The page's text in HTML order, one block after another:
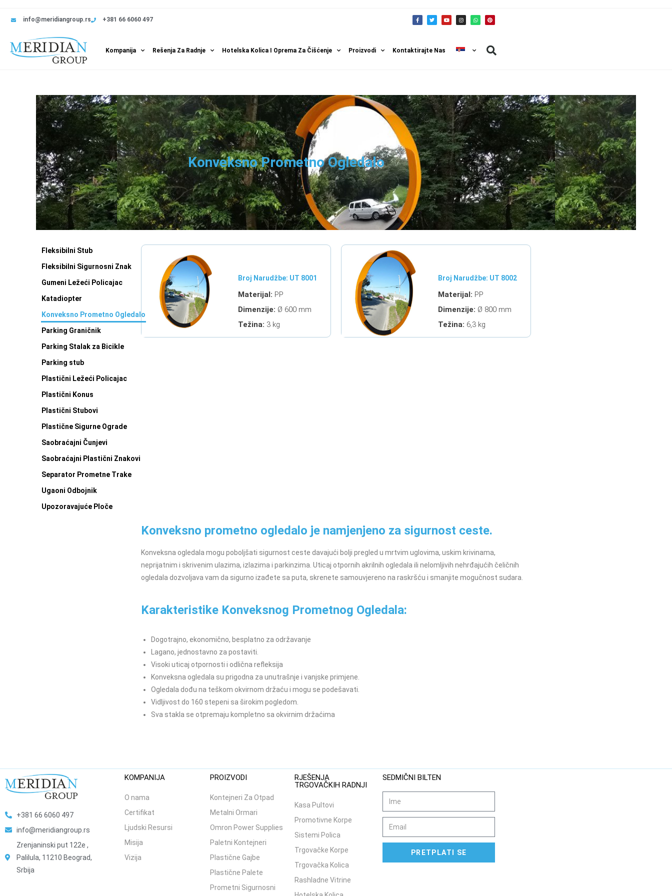
info@meridiangroup.rs +381 66 6060 497
Kompanija Rešenja Za Radnje Hotelska Kolica I Oprema Za Čišćenje Proizvodi Kontaktirajte Nas
Konveksno Prometno Ogledalo
Fleksibilni Stub
Fleksibilni Sigurnosni Znak
Gumeni Ležeći Policajac
Katadiopter
Konveksno Prometno Ogledalo
Parking Graničnik
Parking Stalak za Bicikle
Parking stub
Plastični Ležeći Policajac
Plastični Konus
Plastični Stubovi
Plastične Sigurne Ograde
Saobraćajni Čunjevi
Saobraćajni Plastični Znakovi
Separator Prometne Trake
Ugaoni Odbojnik
Upozoravajuće Ploče
Broj Narudžbe: UT 8001
Materijal: PP
Dimenzije: Ø 600 mm
Težina: 3 kg
Broj Narudžbe: UT 8002
Materijal: PP
Dimenzije: Ø 800 mm
Težina: 6,3 kg
Konveksno prometno ogledalo je namjenjeno za sigurnost ceste.
Konveksna ogledala mogu poboljšati sigurnost ceste davajući bolji pregled u mrtvim uglovima, uskim krivinama,
neprijatnim i skrivenim ulazima, izlazima i parkinzima. Uticaj otpornih akrilnih ogledala ili nelomljivih nehrđajućih čeličnih
ogledala dozvoljava vam da sigurno izađete sa puta, skrenete samouvjereno na raskršću i smanjite mogučnost sudara.
Karakteristike Konveksnog Prometnog Ogledala:
Dogotrajno, ekonomično, besplatno za održavanje
Lagano, jednostavno za postaviti.
Visoki uticaj otpornosti i odlična refleksija
Konveksna ogledala su prigodna za unutrašnje i vanjske primjene.
Ogledala dođu na teškom okvirnom držaću i mogu se podešavati.
Vidljivost do 160 stepeni sa širokim pogledom.
Sva stakla se otpremaju kompletno sa okvirnim držaćima
+381 66 6060 497
info@meridiangroup.rs
Zrenjaninski put 122e ,
Palilula, 11210 Beograd,
Srbija
KOMPANIJA
O nama
Certifikat
Ljudski Resursi
Misija
Vizija
PROIZVODI
Kontejneri Za Otpad
Metalni Ormari
Omron Power Supplies
Paletni Kontejneri
Plastične Gajbe
Plastične Palete
Prometni Sigurnosni
RJEŠENJA
TRGOVAČKIH RADNJI
Kasa Pultovi
Promotivne Korpe
Sistemi Polica
Trgovačke Korpe
Trgovačka Kolica
Rashladne Vitrine
SEDMIČNI BILTEN
PRETPLATI SE